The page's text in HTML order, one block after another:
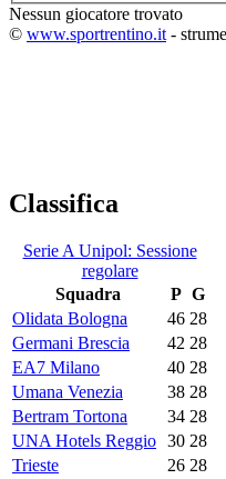
Nessun giocatore trovato
© www.sportrentino.it -
Classifica
Serie A Unipol: Sessione
regolare
Squadra
P G
Olidata Bologna
46 28
Germani Brescia
42 28
EA7 Milano
40 28
Umana Venezia
38 28
Bertram Tortona
34 28
UNA Hotels Reggio 30 28
Trieste
26 28